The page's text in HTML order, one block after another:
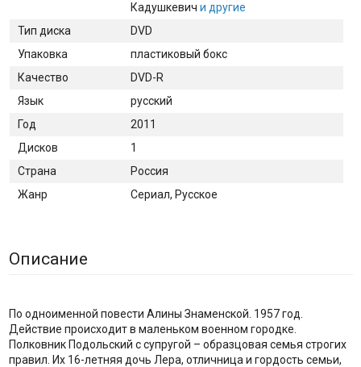
Кадушкевич и другие
Тип диска
DVD
Упаковка
пластиковый бокс
Качество
DVD-R
Язык
русский
Год
2011
Дисков
1
Страна
Россия
Жанр
Сериал, Русское
Описание
По одноименной повести Алины Знаменской. 1957 год.
Действие происходит в маленьком военном городке.
Полковник Подольский с супругой – образцовая семья строгих
правил. Их 16-летняя дочь Лера, отличница и гордость семьи,